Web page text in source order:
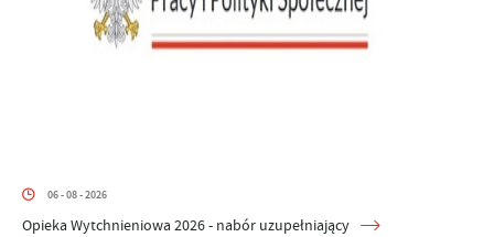
06 - 08 - 2026
Opieka Wytchnieniowa 2026 - nabór uzupełniający